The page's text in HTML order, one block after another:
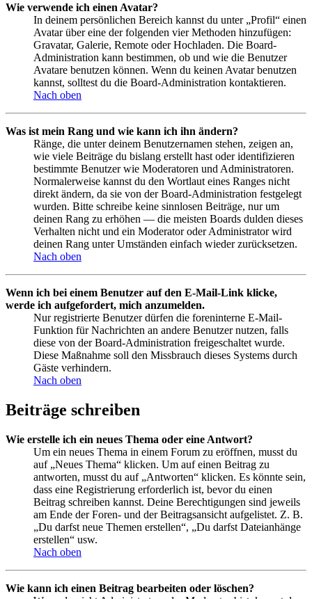
Wie verwende ich einen Avatar?
In deinem persönlichen Bereich kannst du unter „Profil“ einen
Avatar über eine der folgenden vier Methoden hinzufügen:
Gravatar, Galerie, Remote oder Hochladen. Die Board-
Administration kann bestimmen, ob und wie die Benutzer
Avatare benutzen können. Wenn du keinen Avatar benutzen
kannst, solltest du die Board-Administration kontaktieren.
Nach oben
Was ist mein Rang und wie kann ich ihn ändern?
Ränge, die unter deinem Benutzernamen stehen, zeigen an,
wie viele Beiträge du bislang erstellt hast oder identifizieren
bestimmte Benutzer wie Moderatoren und Administratoren.
Normalerweise kannst du den Wortlaut eines Ranges nicht
direkt ändern, da sie von der Board-Administration festgelegt
wurden. Bitte schreibe keine sinnlosen Beiträge, nur um
deinen Rang zu erhöhen — die meisten Boards dulden dieses
Verhalten nicht und ein Moderator oder Administrator wird
deinen Rang unter Umständen einfach wieder zurücksetzen.
Nach oben
Wenn ich bei einem Benutzer auf den E-Mail-Link klicke,
werde ich aufgefordert, mich anzumelden.
Nur registrierte Benutzer dürfen die foreninterne E-Mail-
Funktion für Nachrichten an andere Benutzer nutzen, falls
diese von der Board-Administration freigeschaltet wurde.
Diese Maßnahme soll den Missbrauch dieses Systems durch
Gäste verhindern.
Nach oben
Beiträge schreiben
Wie erstelle ich ein neues Thema oder eine Antwort?
Um ein neues Thema in einem Forum zu eröffnen, musst du
auf „Neues Thema“ klicken. Um auf einen Beitrag zu
antworten, musst du auf „Antworten“ klicken. Es könnte sein,
dass eine Registrierung erforderlich ist, bevor du einen
Beitrag schreiben kannst. Deine Berechtigungen sind jeweils
am Ende der Foren- und der Beitragsansicht aufgelistet. Z. B.
„Du darfst neue Themen erstellen“, „Du darfst Dateianhänge
erstellen“ usw.
Nach oben
Wie kann ich einen Beitrag bearbeiten oder löschen?